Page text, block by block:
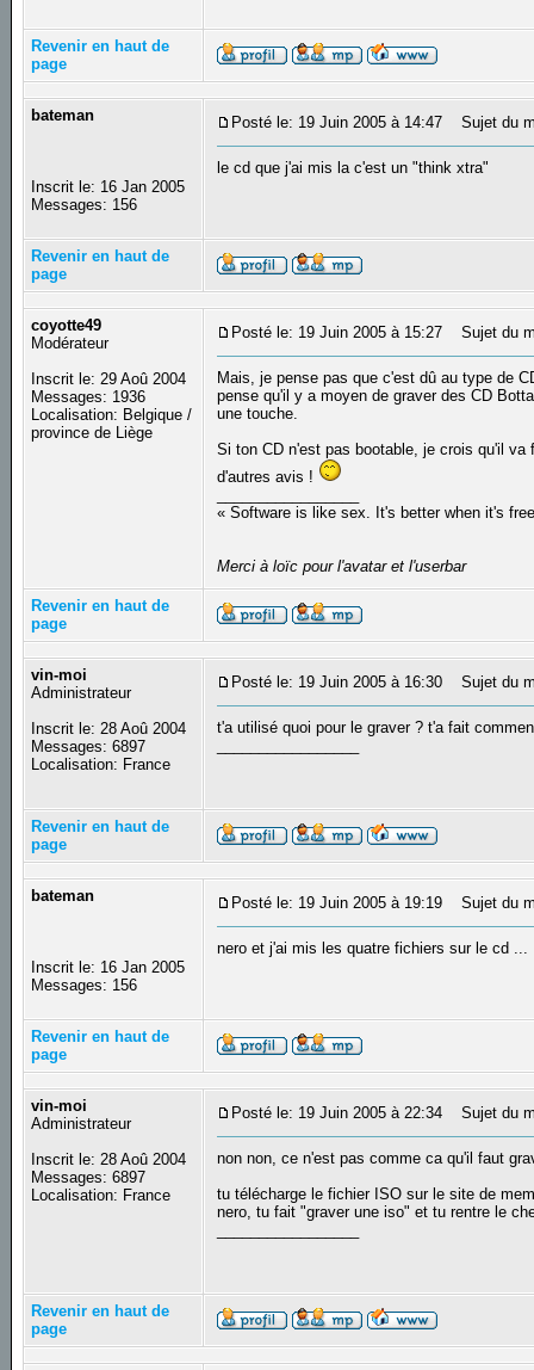
Revenir en haut de
page
bateman
Inscrit le: 16 Jan 2005
Messages: 156
Posté le: 19 Juin 2005 à 14:47 Sujet du
le cd que j'ai mis la c'est un "think xtra"
Revenir en haut de
page
coyotte49
Modérateur
Inscrit le: 29 Aoû 2004
Messages: 1936
Localisation: Belgique /
province de Liège
Posté le: 19 Juin 2005 à 15:27 Sujet du
Mais, je pense pas que c'est dû au type de
pense qu'il y a moyen de graver des CD
une touche.
Si ton CD n'est pas bootable, je crois qu'il
d'autres avis !
« Software is like sex. It's better when it's
Merci à loïc pour l'avatar et l'userbar
Revenir en haut de
page
vin-moi
Administrateur
Inscrit le: 28 Aoû 2004
Messages: 6897
Localisation: France
Posté le: 19 Juin 2005 à 16:30 Sujet du
t'a utilisé quoi pour le graver ? t'a fait
Revenir en haut de
page
bateman
Inscrit le: 16 Jan 2005
Messages: 156
Posté le: 19 Juin 2005 à 19:19 Sujet du
nero et j'ai mis les quatre fichiers sur le cd ...
Revenir en haut de
page
vin-moi
Administrateur
Inscrit le: 28 Aoû 2004
Messages: 6897
Localisation: France
Posté le: 19 Juin 2005 à 22:34 Sujet du
non non, ce n'est pas comme ca qu'il faut
tu télécharge le fichier ISO sur le site de
nero, tu fait "graver une iso" et tu rentre le
Revenir en haut de
page